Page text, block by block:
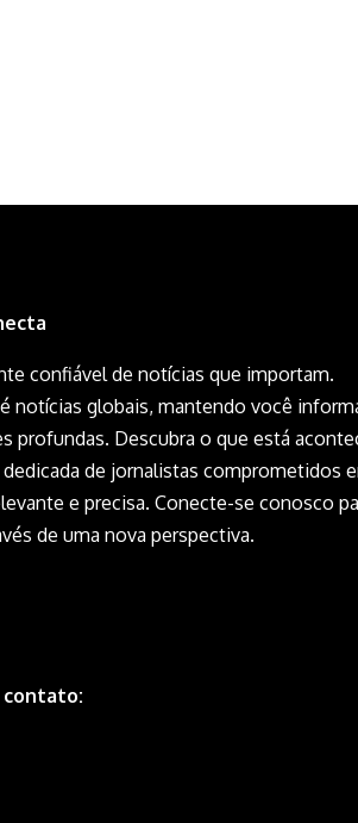
confiável de notícias que importam.
notícias globais, mantendo você
profundas. Descubra o que está
de jornalistas comprometidos
e precisa. Conecte-se conosco
de uma nova perspectiva.